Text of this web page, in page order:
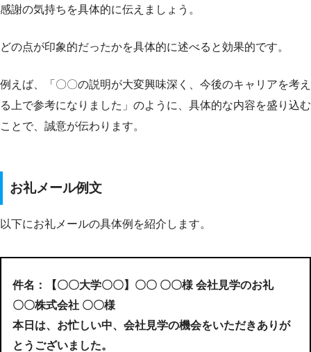
感謝の気持ちを具体的に伝えましょう。
どの点が印象的だったかを具体的に述べると効果的です。
例えば、「〇〇の説明が大変興味深く、今後のキャリアを考え
る上で参考になりました」のように、具体的な内容を盛り込む
ことで、誠意が伝わります。
お礼メール例文
以下にお礼メールの具体例を紹介します。
件名：【〇〇大学〇〇】〇〇 〇〇様 会社見学のお礼
〇〇株式会社 〇〇様
本日は、お忙しい中、会社見学の機会をいただきありが
とうございました。